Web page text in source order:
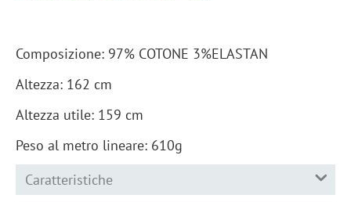
Composizione: 97% COTONE 3%ELASTAN
Altezza: 162 cm
Altezza utile: 159 cm
Peso al metro lineare: 610g
Caratteristiche